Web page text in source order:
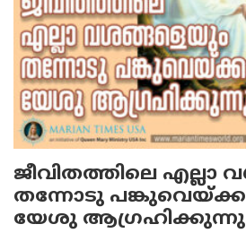
ജീവിതത്തിലെ എല്ലാ
തന്നോടു
യേശു ആഗ്രഹിക്കുന്നു